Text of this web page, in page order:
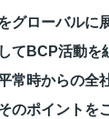
グローバルに
てBCP活動を
常時からの全
のポイントを